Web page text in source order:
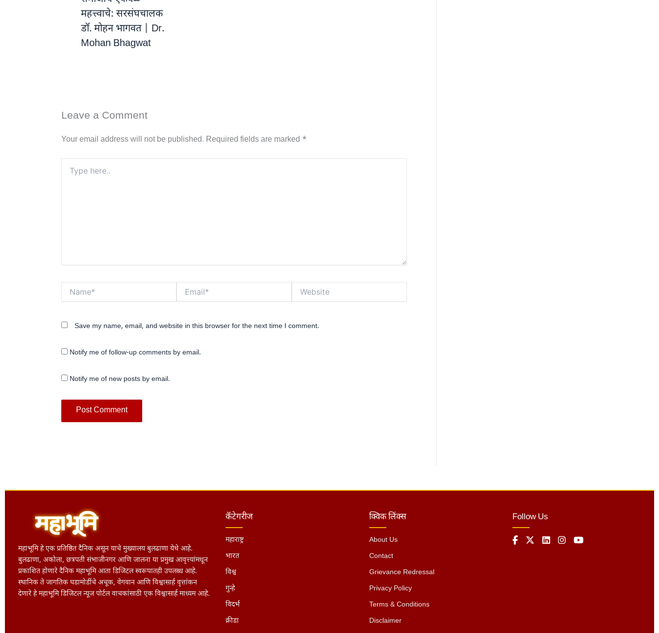
महत्त्वाचे: सरसंघचालक
डॉ. मोहन भागवत | Dr.
Mohan Bhagwat
Leave a Comment
Your email address will not be published. Required fields are marked *
here..
Save my name, email, and website in this browser for the next time I comment.
Notify me of follow-up comments by email.
Notify me of new posts by email.
महाभूमि हे एक प्रतिष्ठित दैनिक असून याचे मुख्यालय बुलढाणा येथे आहे.
बुलढाणा, अकोला, छत्रपती संभाजीनगर आणि जालना या प्रमुख आवृत्त्यांमधून
प्रकाशित होणारे दैनिक महाभूमि आता डिजिटल स्वरूपातही उपलब्ध आहे.
स्थानिक ते जागतिक घडामोडींचे अचूक, वेगवान आणि विश्वासार्ह वृत्तांकन
देणारे हे महाभूमि डिजिटल न्यूज पोर्टल वाचकांसाठी एक विश्वासार्ह माध्यम आहे.
कॅटेगरीज
महाराष्ट्र
भारत
विश्व
गुन्हे
विदर्भ
क्रीडा
क्विक लिंक्स
About Us
Contact
Grievance Redressal
Privacy Policy
Terms & Conditions
Disclaimer
Follow Us